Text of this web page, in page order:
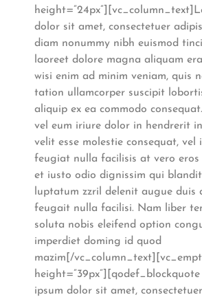
dolor sit amet, consectetuer
diam nonummy nibh euismod
laoreet dolore magna aliquam
wisi enim ad minim veniam, quis
tation ullamcorper suscipit
aliquip ex ea commodo
vel eum iriure dolor in hendrerit
velit esse molestie consequat, vel
feugiat nulla facilisis at vero eros
et iusto odio dignissim qui
luptatum zzril delenit augue duis
feugait nulla facilisi. Nam liber
soluta nobis eleifend option
imperdiet doming id quod
mazim[/
ipsum dolor sit amet,